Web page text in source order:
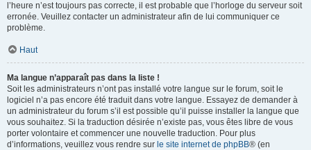
l’heure n’est toujours pas correcte, il est probable que l’horloge du serveur soit
erronée. Veuillez contacter un administrateur afin de lui communiquer ce
problème.
Haut
Ma langue n’apparaît pas dans la liste !
Soit les administrateurs n’ont pas installé votre langue sur le forum, soit le
logiciel n’a pas encore été traduit dans votre langue. Essayez de demander à
un administrateur du forum s’il est possible qu’il puisse installer la langue que
vous souhaitez. Si la traduction désirée n’existe pas, vous êtes libre de vous
porter volontaire et commencer une nouvelle traduction. Pour plus
d’informations, veuillez vous rendre sur le site internet de phpBB® (en